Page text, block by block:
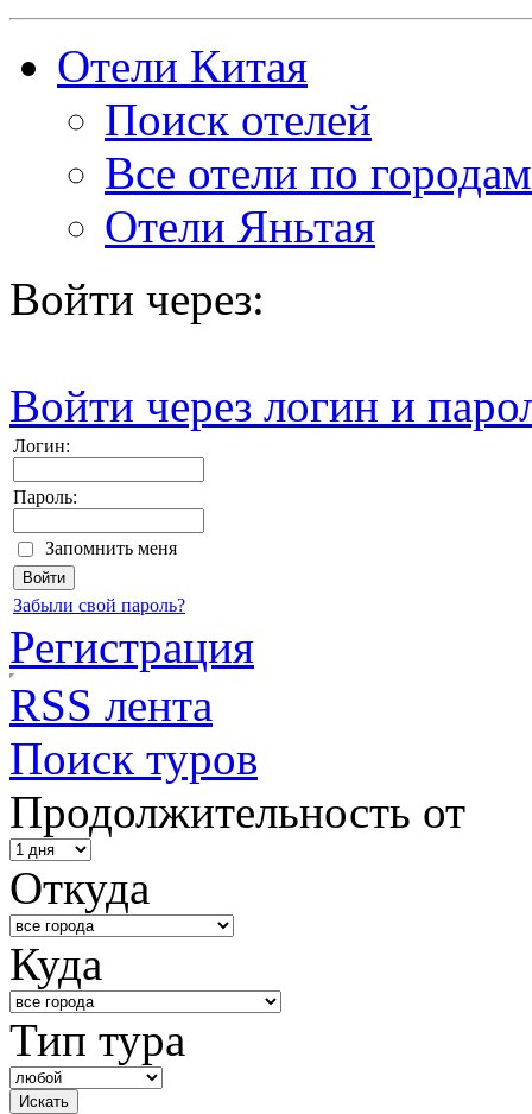
Отели Китая
Поиск отелей
Все отели по городам
Отели Яньтая
Войти через:
Войти через логин и
Логин:
Пароль:
Запомнить меня
Забыли свой пароль?
Регистрация
RSS лента
Поиск туров
Продолжительность от
Откуда
Куда
Тип тура